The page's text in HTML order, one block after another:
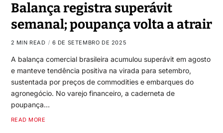
Balança registra superávit
semanal; poupança volta a atrair
2 MIN READ 6 DE SETEMBRO DE 2025
A balança comercial brasileira acumulou superávit em agosto
e manteve tendência positiva na virada para setembro,
sustentada por preços de commodities e embarques do
agronegócio. No varejo financeiro, a caderneta de
poupança…
READ MORE